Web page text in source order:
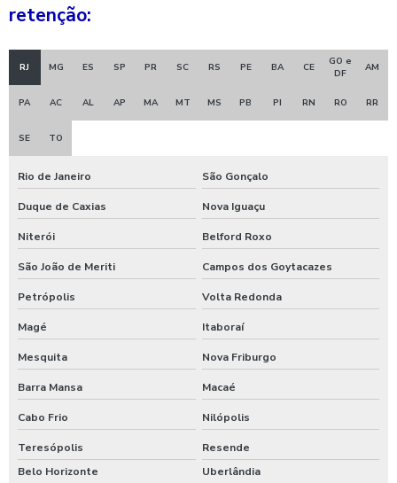
Valvula gaveta flangeada preço
Válvula gaveta tipo flangeada 6 polegadas preço
Válvula gaveta tipo flangeada preço
Válvula gaveta tipo flangeada valor
Válvula gaveta valor
Válvula globo
Válvula limitadora de vazão
Válvula on off
retenção:
RJ MG ES SP PR SC RS PE BA CE
GO e
DF
AM
PA AC AL AP MA MT MS PB PI RN RO RR
SE TO
Rio de Janeiro São Gonçalo
Duque de Caxias Nova Iguaçu
Niterói Belford Roxo
São João de Meriti Campos dos Goytacazes
Petrópolis Volta Redonda
Magé Itaboraí
Mesquita Nova Friburgo
Barra Mansa Macaé
Cabo Frio Nilópolis
Teresópolis
Resende
Belo Horizonte
Uberlândia